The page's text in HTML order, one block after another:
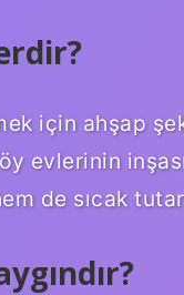
için ahşap
evlerinin
de sıcak